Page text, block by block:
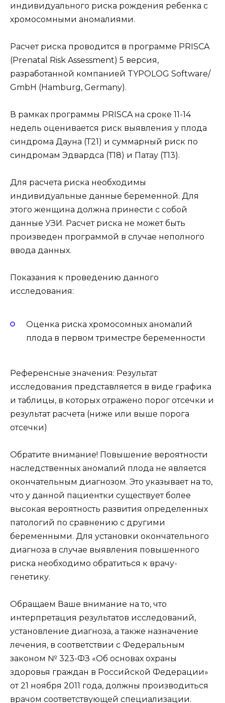
индивидуального риска рождения ребенка с
хромосомными аномалиями.
Расчет риска проводится в программе PRISCA
(Prenatal Risk Assessment) 5 версия,
разработанной компанией TYPOLOG Software/
GmbH (Hamburg, Germany).
В рамках программы PRISCA на сроке 11-14
недель оценивается риск выявления у плода
синдрома Дауна (Т21) и суммарный риск по
синдромам Эдвардса (Т18) и Патау (Т13).
Для расчета риска необходимы
индивидуальные данные беременной. Для
этого женщина должна принести с собой
данные УЗИ. Расчет риска не может быть
произведен программой в случае неполного
ввода данных.
Показания к проведению данного
исследования:
Оценка риска хромосомных аномалий
плода в первом триместре беременности
Референсные значения: Результат
исследования представляется в виде графика
и таблицы, в которых отражено порог отсечки и
результат расчета (ниже или выше порога
отсечки)
Обратите внимание! Повышение вероятности
наследственных аномалий плода не является
окончательным диагнозом. Это указывает на то,
что у данной пациентки существует более
высокая вероятность развития определенных
патологий по сравнению с другими
беременными. Для установки окончательного
диагноза в случае выявления повышенного
риска необходимо обратиться к врачу-
генетику.
Обращаем Ваше внимание на то, что
интерпретация результатов исследований,
установление диагноза, а также назначение
лечения, в соответствии с Федеральным
законом № 323-ФЗ «Об основах охраны
здоровья граждан в Российской Федерации»
от 21 ноября 2011 года, должны производиться
врачом соответствующей специализации.